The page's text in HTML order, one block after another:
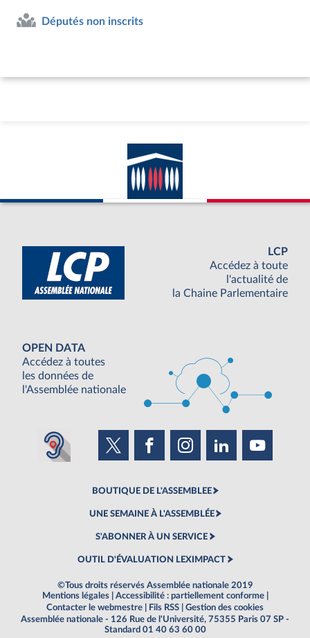
Députés non inscrits
LCP
Accédez à toute
l'actualité de
la Chaine Parlementaire
OPEN DATA
Accédez à toutes
les données de
l'Assemblée nationale
BOUTIQUE DE L'ASSEMBLEE
UNE SEMAINE À L'ASSEMBLÉE
S'ABONNER À UN SERVICE
OUTIL D'ÉVALUATION LEXIMPACT
©Tous droits réservés Assemblée nationale 2019
Mentions légales
Accessibilité : partiellement conforme
Contacter le webmestre
Fils RSS
Gestion des cookies
Assemblée nationale - 126 Rue de l'Université, 75355 Paris 07 SP -
Standard 01 40 63 60 00